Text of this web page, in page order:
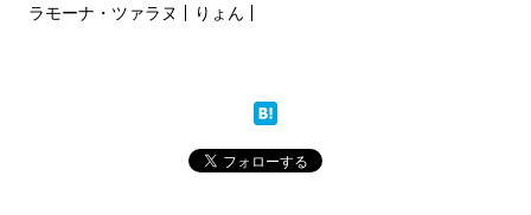
ラモーナ・ツァラヌ
りょん